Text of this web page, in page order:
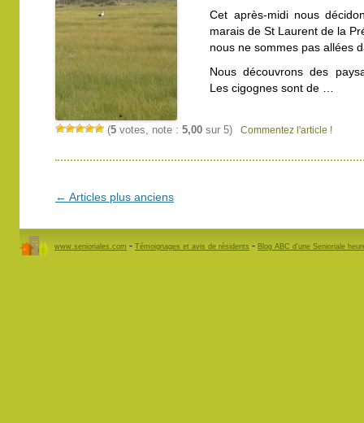
Cet après-midi nous
marais de St Laurent de la
nous ne sommes pas allées
Nous découvrons des
Les cigognes sont de …
(5 votes, note : 5,00 sur 5) Commentez l'article !
Navigation
articles
← Articles plus anciens
www.senioriales.com - Témoignages et avis de résidents - Blog ABC d’une Senioriale